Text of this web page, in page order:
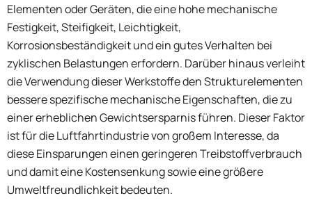
Elementen oder Geräten, die eine hohe mechanische
Festigkeit, Steifigkeit, Leichtigkeit,
Korrosionsbeständigkeit und ein gutes Verhalten bei
zyklischen Belastungen erfordern. Darüber hinaus verleiht
die Verwendung dieser Werkstoffe den Strukturelementen
bessere spezifische mechanische Eigenschaften, die zu
einer erheblichen Gewichtsersparnis führen. Dieser Faktor
ist für die Luftfahrtindustrie von großem Interesse, da
diese Einsparungen einen geringeren Treibstoffverbrauch
und damit eine Kostensenkung sowie eine größere
Umweltfreundlichkeit bedeuten.